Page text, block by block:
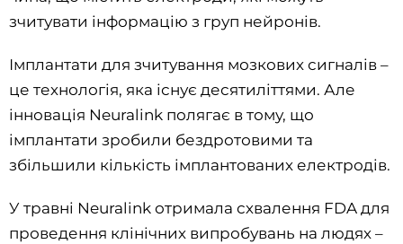
зчитувати інформацію з груп нейронів.
Імплантати для зчитування мозкових сигналів –
це технологія, яка існує десятиліттями. Але
інновація Neuralink полягає в тому, що
імплантати зробили бездротовими та
збільшили кількість імплантованих електродів.
У травні Neuralink отримала схвалення FDA для
проведення клінічних випробувань на людях –